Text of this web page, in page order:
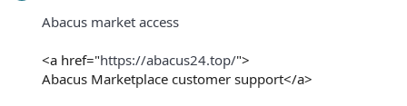
Abacus market access
<a href="https://abacus24.top/">
Abacus Marketplace customer support</a>